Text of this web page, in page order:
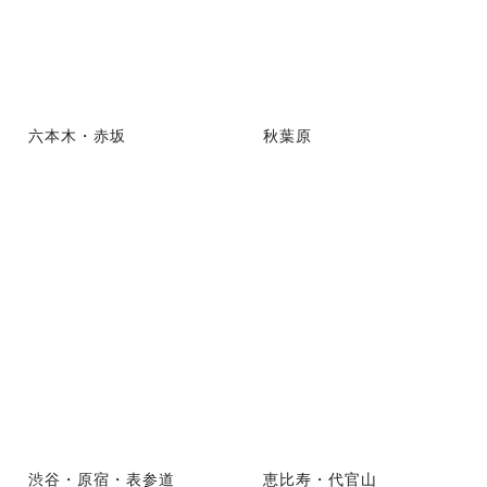
六本木・赤坂 秋葉原
渋谷・原宿・表参道 恵比寿・代官山